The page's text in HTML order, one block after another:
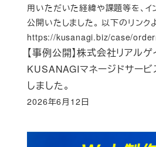
【事例公開】株式会社リアルゲ
KUSANAGIマネージドサー
しました。
Published
2026年6月12日
用いただいた経緯や課題等を、イ
公開いたしました。 以下のリンク
https://kusanagi.biz/case/